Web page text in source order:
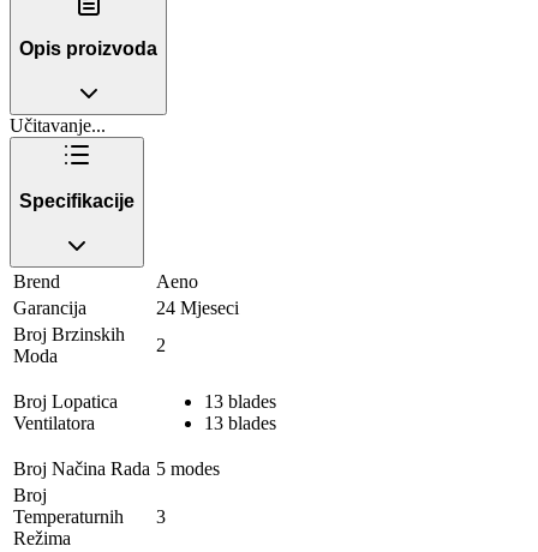
Opis proizvoda
Učitavanje...
Specifikacije
Brend
Aeno
Garancija
24 Mjeseci
Broj Brzinskih
Moda
2
Broj Lopatica
Ventilatora
13 blades
13 blades
Broj Načina Rada 5 modes
Broj
Temperaturnih
Režima
3